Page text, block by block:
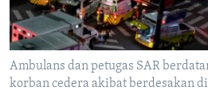
Ambulans dan petugas SAR
korban cedera akibat berdesakan